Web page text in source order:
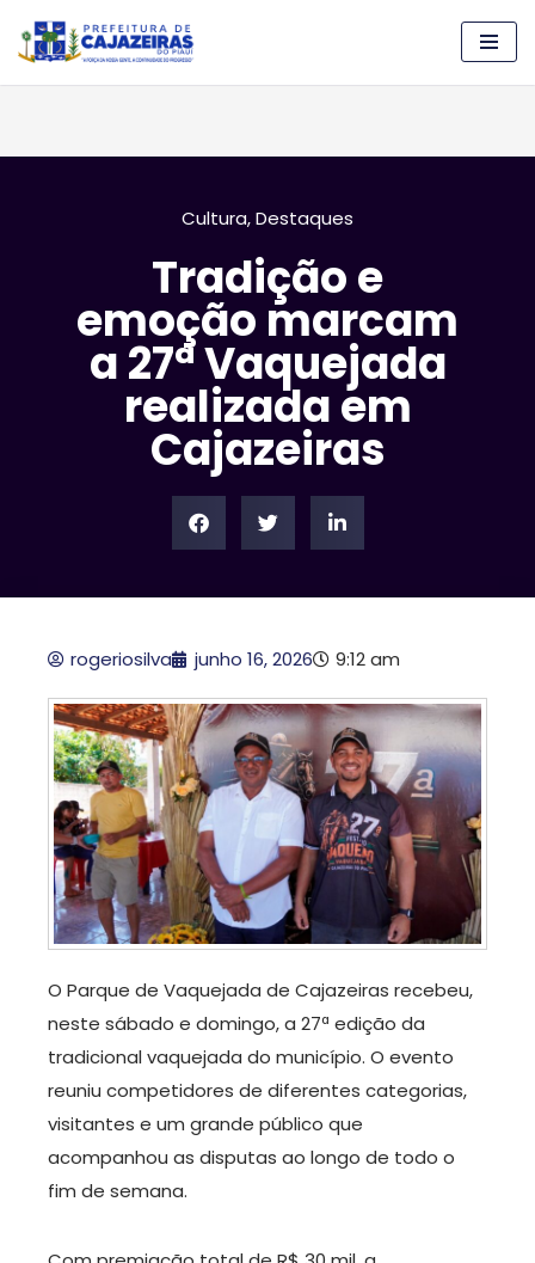
Pular
para
Cultura,Destaques
Tradição e
emoção marcam
a 27ª Vaquejada
realizada em
Cajazeiras
rogeriosilva junho 16, 2026 9:12 am
O Parque de Vaquejada de Cajazeiras recebeu,
neste sábado e domingo, a 27ª edição da
tradicional vaquejada do município. O evento
reuniu competidores de diferentes categorias,
visitantes e um grande público que
acompanhou as disputas ao longo de todo o
fim de semana.